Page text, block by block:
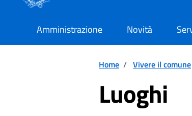
Amministrazione Novità
Home / Vivere il comune
Luoghi